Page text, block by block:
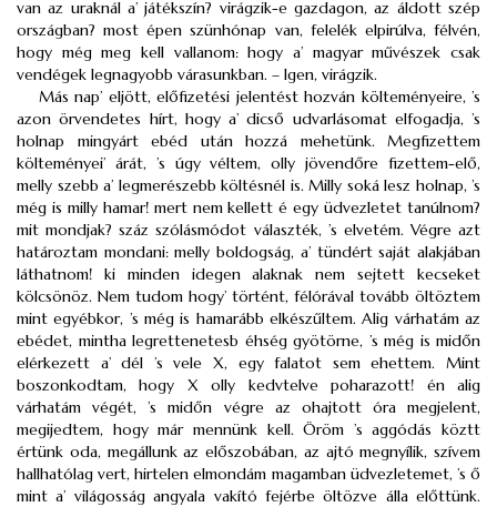
van az uraknál a’ játékszín? virágzik-e gazdagon, az áldott szép
országban? most épen szünhónap van, felelék elpirúlva, félvén,
hogy még meg kell vallanom: hogy a’ magyar művészek csak
vendégek legnagyobb várasunkban. – Igen, virágzik.
Más nap’ eljött, előfizetési jelentést hozván költeményeire, ’s
azon örvendetes hírt, hogy a’ dicső udvarlásomat elfogadja, ’s
holnap mingyárt ebéd után hozzá mehetünk. Megfizettem
költeményei’ árát, ’s úgy véltem, olly jövendőre fizettem-elő,
melly szebb a’ legmerészebb költésnél is. Milly soká lesz holnap, ’s
még is milly hamar! mert nem kellett é egy üdvezletet tanúlnom?
mit mondjak? száz szólásmódot választék, ’s elvetém. Végre azt
határoztam mondani: melly boldogság, a’ tündért saját alakjában
láthatnom! ki minden idegen alaknak nem sejtett kecseket
kölcsönöz. Nem tudom hogy’ történt, félórával tovább öltöztem
mint egyébkor, ’s még is hamarább elkészűltem. Alig várhatám az
ebédet, mintha legrettenetesb éhség gyötörne, ’s még is midőn
elérkezett a’ dél ’s vele X, egy falatot sem ehettem. Mint
boszonkodtam, hogy X olly kedvtelve poharazott! én alig
várhatám végét, ’s midőn végre az ohajtott óra megjelent,
megijedtem, hogy már mennünk kell. Öröm ’s aggódás köztt
értünk oda, megállunk az előszobában, az ajtó megnyílik, szívem
hallhatólag vert, hirtelen elmondám magamban üdvezletemet, ’s ő
mint a’ világosság angyala vakító fejérbe öltözve álla előttünk.